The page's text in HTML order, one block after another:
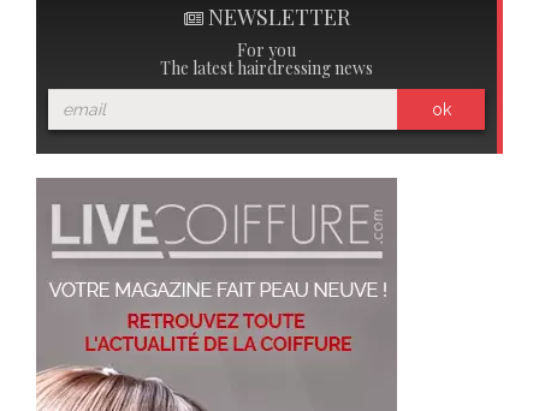
NEWSLETTER
For you
The latest hairdressing news
ok